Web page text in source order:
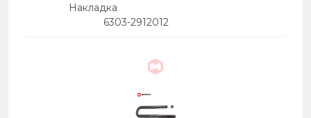
Накладка
6303-2912012